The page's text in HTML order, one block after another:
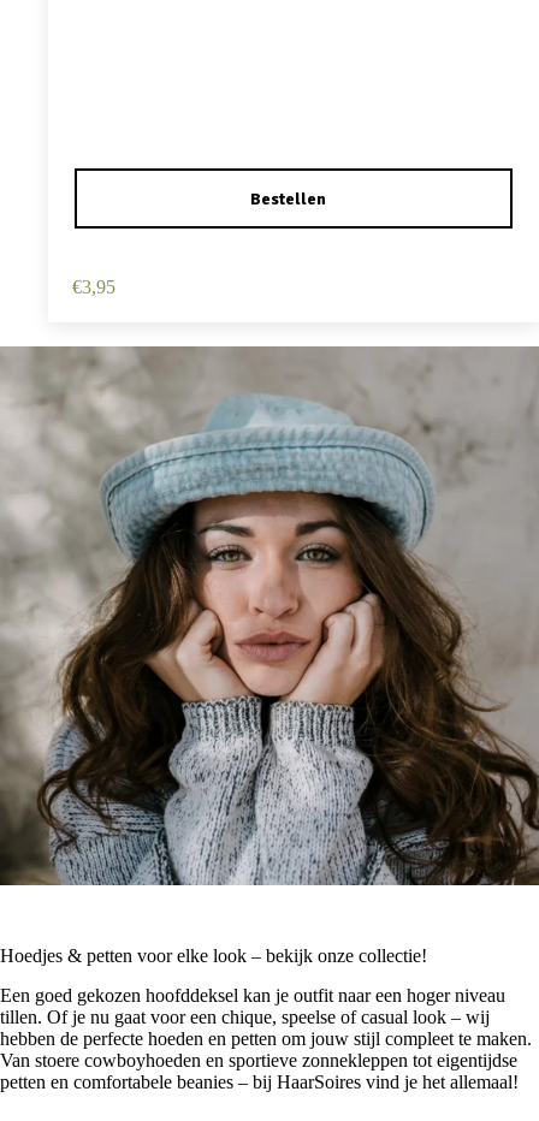
€3,95
Hoedjes & petten voor elke look – bekijk onze collectie!
Een goed gekozen hoofddeksel kan je outfit naar een hoger niveau
tillen. Of je nu gaat voor een chique, speelse of casual look – wij
hebben de perfecte hoeden en petten om jouw stijl compleet te maken.
Van stoere cowboyhoeden en sportieve zonnekleppen tot eigentijdse
petten en comfortabele beanies – bij HaarSoires vind je het allemaal!